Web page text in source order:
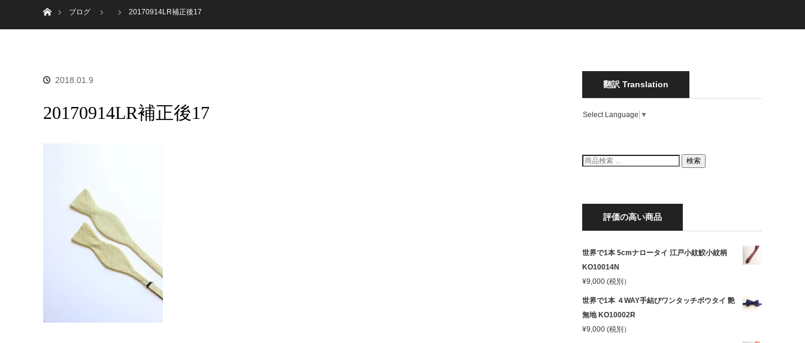
ブログ
20170914LR補正後17
2018.01.9
20170914LR補正後17
翻訳 Translation
Select Language ▼
検
索
検索
評価の高い商品
世界で1本 5cmナロータイ 江戸小紋鮫小紋柄
KO10014N
¥9,000 (税別）
世界で1本 ４WAY手結びワンタッチボウタイ 艶
無地 KO10002R
¥9,000 (税別）